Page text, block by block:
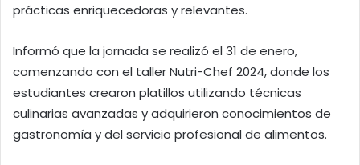
prácticas enriquecedoras y relevantes.
Informó que la jornada se realizó el 31 de enero,
comenzando con el taller Nutri-Chef 2024, donde los
estudiantes crearon platillos utilizando técnicas
culinarias avanzadas y adquirieron conocimientos de
gastronomía y del servicio profesional de alimentos.